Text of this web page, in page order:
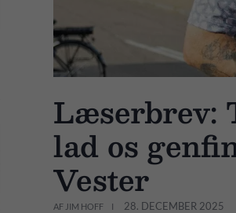
Læserbrev:
lad os
Vester
AF JIM HOFF 28. DECEMBER 2025